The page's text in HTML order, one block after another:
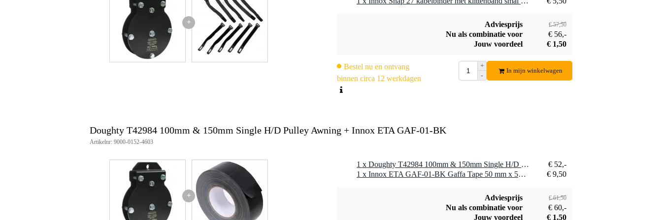
Procab CAB475-G
Power schuko
female
verlengkabel 5m
Bestel mee
+ Adviesprijs € 57,50
Nu als combinatie voor
€ 56,-
Jouw voordeel
€ 1,50
Bestel nu en ontvang
binnen circa 12 werkdagen
+
-
In mijn winkelwagen
Doughty T42984 100mm & 150mm Single H/D Pulley Awning + Innox ETA GAF-01-BK
Artikelnr: 9000-0152-4603
+
1 x Doughty T42984 100mm & 150mm Single H/D Pulley Awning
€ 52,-
1 x Innox ETA GAF-01-BK Gaffa Tape 50 mm x 50 m zwart
€ 9,50
Adviesprijs € 61,50
Nu als combinatie voor
€ 60,-
Jouw voordeel
€ 1,50